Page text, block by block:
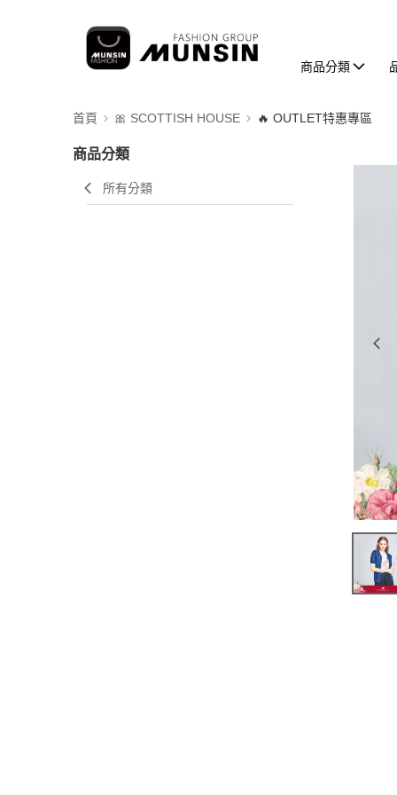
商品分類
首頁 🎀 SCOTTISH HOUSE 🔥 OUTLET特惠專區
商品分類
所有分類